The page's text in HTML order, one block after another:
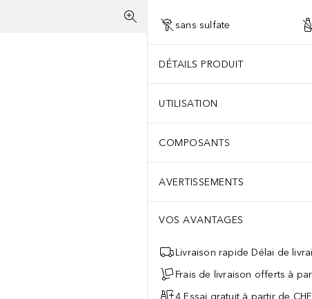
sans sulfate
DÉTAILS PRODUIT
UTILISATION
COMPOSANTS
AVERTISSEMENTS
VOS AVANTAGES
Livraison rapide Délai de
Frais de livraison offerts à
4 Essai gratuit à partir de